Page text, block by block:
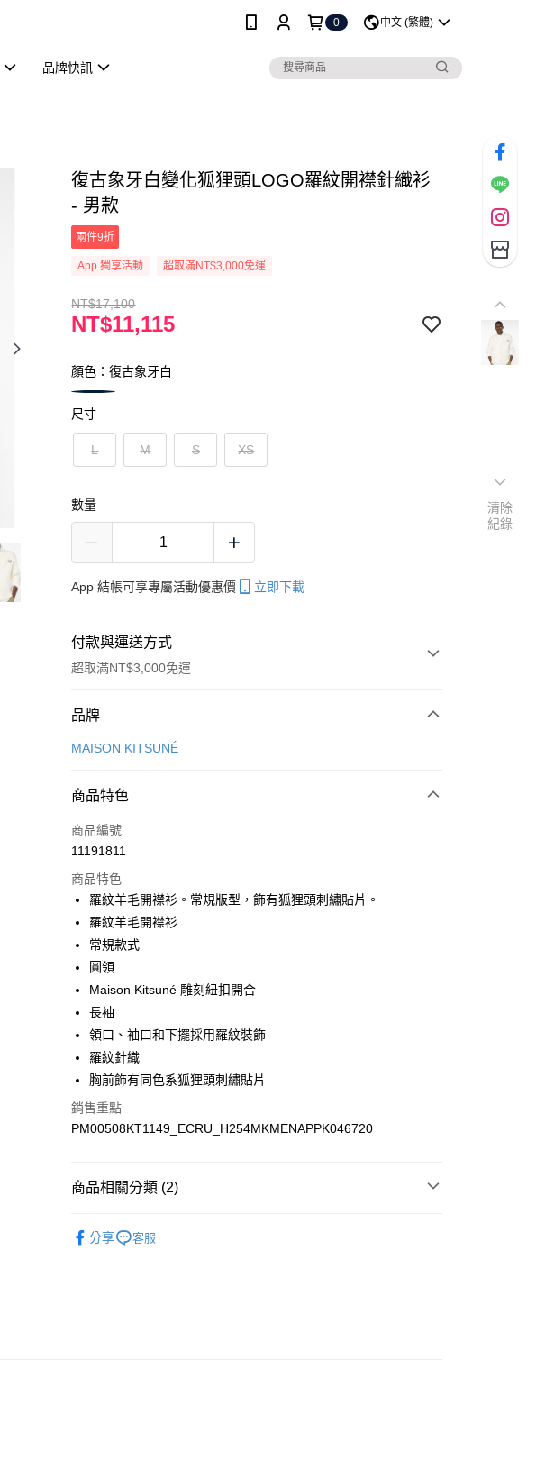
0 中文 (繁體)
品牌快訊
復古象牙白變化狐狸頭LOGO羅紋開襟針織衫
- 男款
兩件9折
App 獨享活動 超取滿NT$3,000免運
NT$17,100
NT$11,115
顏色：復古象牙白
尺寸
L M S XS
數量
App 結帳可享專屬活動優惠價 立即下載
付款與運送方式
超取滿NT$3,000免運
付款方式
信用卡一次付款
運送方式
付款後全家取貨
每筆NT$100，滿NT$3,000(含以上)免運費
付款後萊爾富取貨
每筆NT$100
付款後7-11取貨
每筆NT$100，滿NT$3,000(含以上)免運費
宅配
每筆NT$100，滿NT$3,000(含以上)免運費
品牌
MAISON KITSUNÉ
商品特色
商品編號
11191811
商品特色
羅紋羊毛開襟衫。常規版型，飾有狐狸頭刺繡貼片。
羅紋羊毛開襟衫
常規款式
圓領
Maison Kitsuné 雕刻紐扣開合
長袖
領口、袖口和下擺採用羅紋裝飾
羅紋針織
胸前飾有同色系狐狸頭刺繡貼片
銷售重點
PM00508KT1149_ECRU_H254MKMENAPPK046720
商品相關分類 (2)
分享 客服
清除
紀錄